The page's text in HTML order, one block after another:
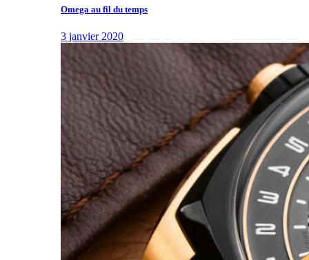
Omega au fil du temps
3 janvier 2020